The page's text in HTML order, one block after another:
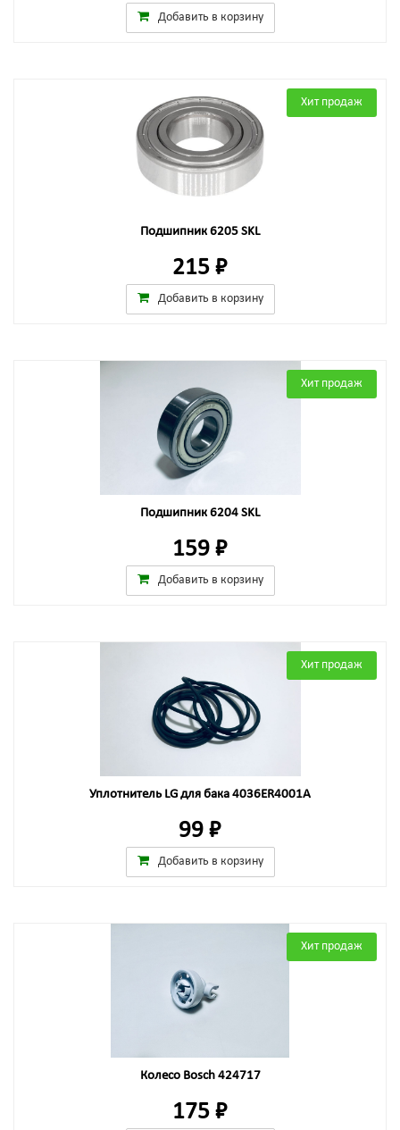
Добавить в корзину
Хит продаж
Подшипник 6205 SKL
215 ₽
Добавить в корзину
Хит продаж
Подшипник 6204 SKL
159 ₽
Добавить в корзину
Хит продаж
Уплотнитель LG для бака 4036ER4001A
99 ₽
Добавить в корзину
Хит продаж
Колесо Bosch 424717
175 ₽